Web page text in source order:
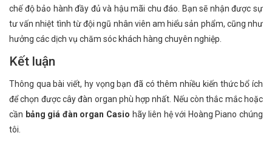
chế độ bảo hành đầy đủ và hậu mãi chu đáo. Bạn sẽ nhận được sự
tư vấn nhiệt tình từ đội ngũ nhân viên am hiểu sản phẩm, cũng như
hưởng các dịch vụ chăm sóc khách hàng chuyên nghiệp.
Kết luận
Thông qua bài viết, hy vọng bạn đã có thêm nhiều kiến thức bổ ích
để chọn được cây đàn organ phù hợp nhất. Nếu còn thắc mắc hoặc
cần bảng giá đàn organ Casio hãy liên hệ với Hoàng Piano chúng
tôi.